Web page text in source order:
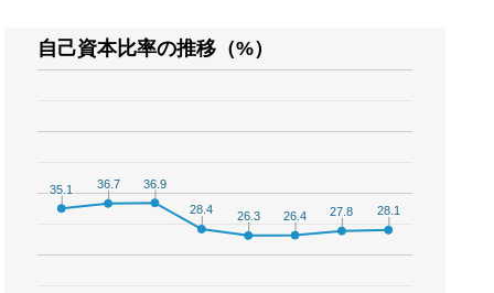
自己資本比率の推移（%）
35.1
35.1 36.7
36.7 36.9
36.9
28.4
28.4 26.3
26.3 26.4
26.4 27.8
27.8 28.1
28.1